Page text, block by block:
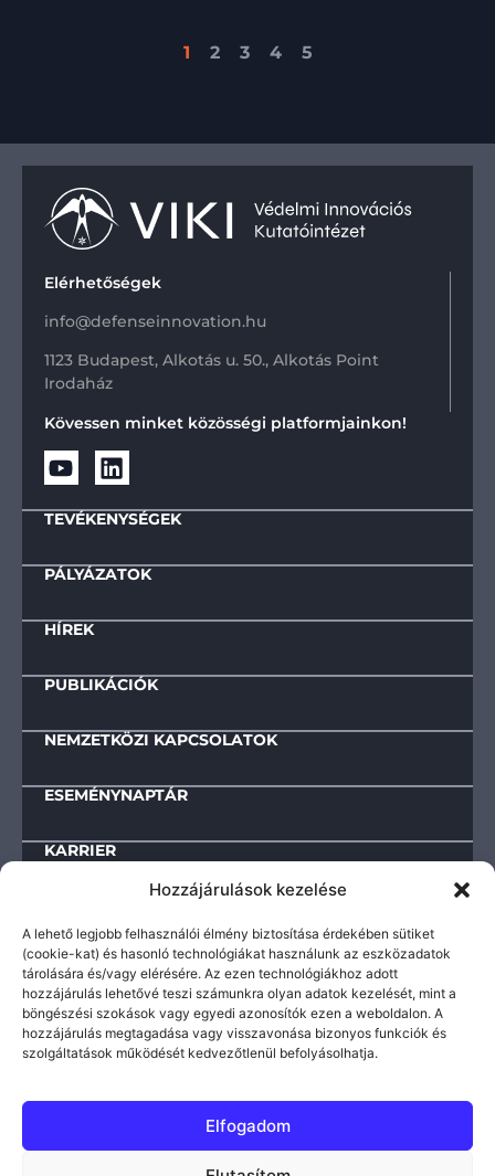
Hozzájárulások kezelése
A lehető legjobb felhasználói élmény biztosítása érdekében sütiket
(cookie-kat) és hasonló technológiákat használunk az eszközadatok
tárolására és/vagy elérésére. Az ezen technológiákhoz adott
hozzájárulás lehetővé teszi számunkra olyan adatok kezelését, mint a
böngészési szokások vagy egyedi azonosítók ezen a weboldalon. A
hozzájárulás megtagadása vagy visszavonása bizonyos funkciók és
szolgáltatások működését kedvezőtlenül befolyásolhatja.
Elfogadom
1 2 3 4 5
Elérhetőségek
info@defenseinnovation.hu
1123 Budapest, Alkotás u. 50., Alkotás Point
Irodaház
Kövessen minket közösségi platformjainkon!
TEVÉKENYSÉGEK
PÁLYÁZATOK
HÍREK
PUBLIKÁCIÓK
NEMZETKÖZI KAPCSOLATOK
ESEMÉNYNAPTÁR
KARRIER
Letölthető dokumentumok
IMPRESSZUM
TEVÉKENYSÉGRE ÉS MŰKÖDÉSRE VONATKOZÓ ADATOK
© 2025-2026 | VIKI – Védelmi Innovációs